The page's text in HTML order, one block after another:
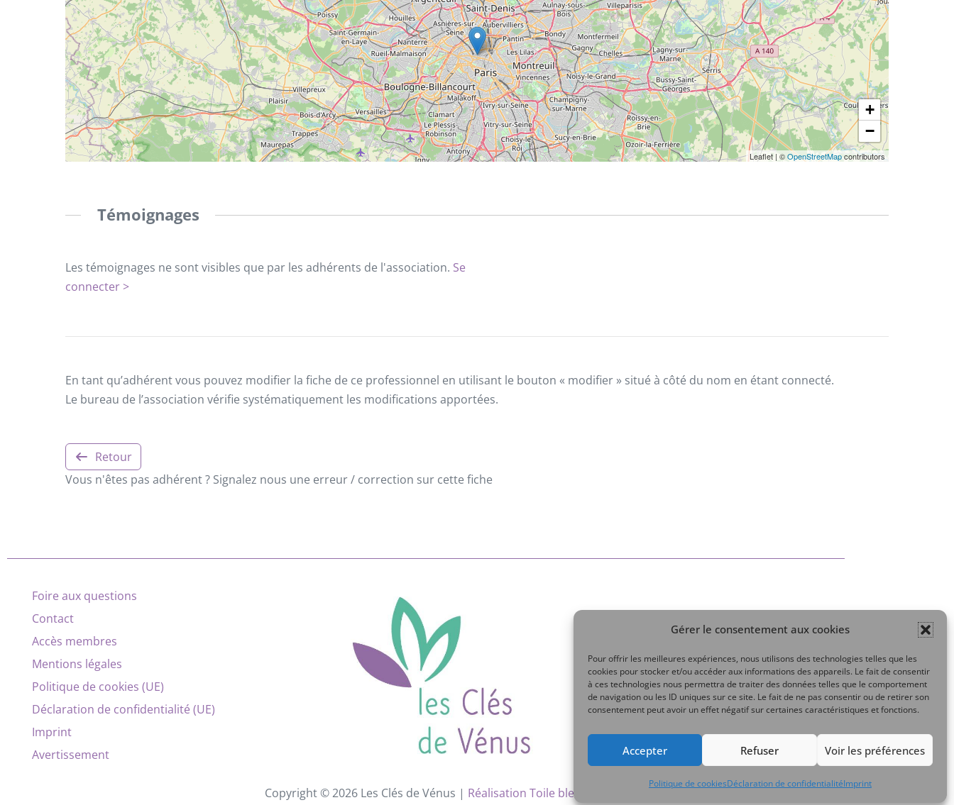
Gérer le consentement aux cookies
Pour offrir les meilleures expériences, nous utilisons des technologies telles que les
cookies pour stocker et/ou accéder aux informations des appareils. Le fait de consentir
à ces technologies nous permettra de traiter des données telles que le comportement
de navigation ou les ID uniques sur ce site. Le fait de ne pas consentir ou de retirer son
consentement peut avoir un effet négatif sur certaines caractéristiques et fonctions.
Accepter Refuser Voir les préférences
Politique de cookiesDéclaration de confidentialitéImprint
+
−
Leaflet | ©OpenStreetMapcontributors
Témoignages
Les témoignages ne sont visibles que par les adhérents de l'association. Se
connecter >
En tant qu’adhérent vous pouvez modifier la fiche de ce professionnel en utilisant le bouton « modifier » situé à côté du nom en étant connecté.
Le bureau de l’association vérifie systématiquement les modifications apportées.
Retour
Vous n'êtes pas adhérent ? Signalez nous une erreur / correction sur cette fiche
Foire aux questions
Contact
Accès membres
Mentions légales
Politique de cookies (UE)
Déclaration de confidentialité (UE)
Imprint
Avertissement
Mon compte
Copyright © 2026 Les Clés de Vénus | Réalisation Toile bleue